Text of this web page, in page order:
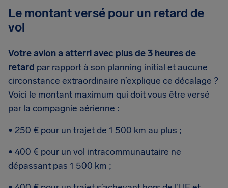
Le montant versé pour un retard de
vol
Votre avion a atterri avec plus de 3 heures de
retard par rapport à son planning initial et aucune
circonstance extraordinaire n’explique ce décalage ?
Voici le montant maximum qui doit vous être versé
par la compagnie aérienne :
• 250 € pour un trajet de 1 500 km au plus ;
• 400 € pour un vol intracommunautaire ne
dépassant pas 1 500 km ;